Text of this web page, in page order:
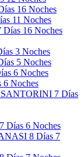
16 Noches
11 Noches
16 Noches
3 Noches
5 Noches
6 Noches
Noches
7 Días
6 Noches
8 Días 7